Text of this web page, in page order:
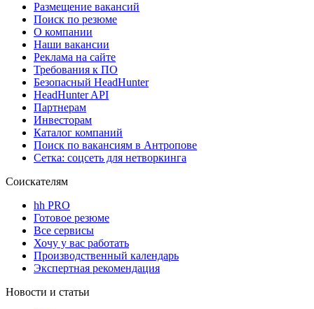
Размещение вакансий
Поиск по резюме
О компании
Наши вакансии
Реклама на сайте
Требования к ПО
Безопасный HeadHunter
HeadHunter API
Партнерам
Инвесторам
Каталог компаний
Поиск по вакансиям в Антропове
Сетка: соцсеть для нетворкинга
Соискателям
hh PRO
Готовое резюме
Все сервисы
Хочу у вас работать
Производственный календарь
Экспертная рекомендация
Новости и статьи